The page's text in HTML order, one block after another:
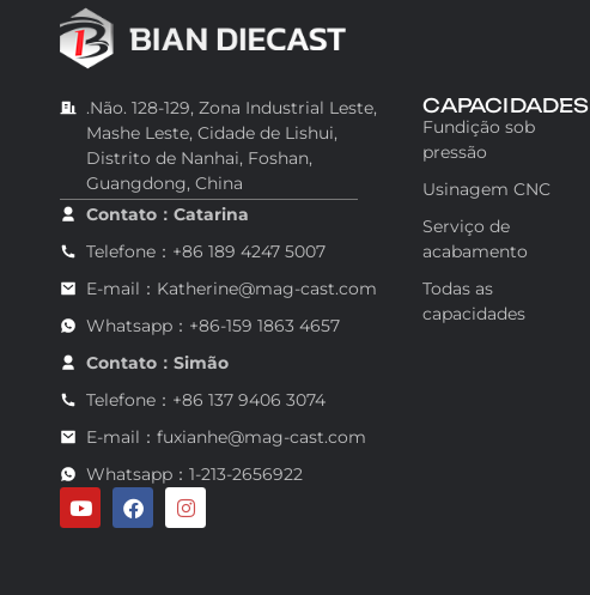
.Não. 128-129, Zona Industrial Leste,
Mashe Leste, Cidade de Lishui,
Distrito de Nanhai, Foshan,
Guangdong, China
Contato：Catarina
Telefone：+86 189 4247 5007
E-mail：Katherine@mag-cast.com
Whatsapp：+86-159 1863 4657
Contato：Simão
Telefone：+86 137 9406 3074
E-mail：fuxianhe@mag-cast.com
Whatsapp：1-213-2656922
CAPACIDADES
Fundição sob
pressão
Usinagem CNC
Serviço de
acabamento
Todas as
capacidades